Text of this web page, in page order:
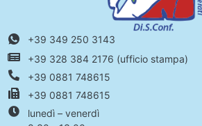
+39 349 250 3143
+39 328 384 2176 (ufficio stampa)
+39 0881 748615
+39 0881 748615
lunedì – venerdì